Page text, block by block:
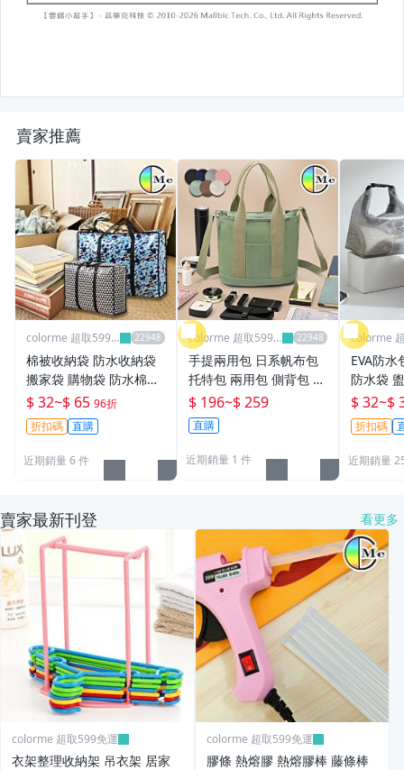
賣家推薦
colorme 超取599
棉被收納袋 防水收納袋
搬家袋 購物袋 防水棉被
袋 環保袋 收納袋 行李袋
旅行袋 超大容量 編織收
納袋 搬家神器 防塵袋
【Q001】Color_me
$ 32~$ 65 96折
折扣碼 直購
近期銷量 6 件
colorme 超取599
免運
手提兩用包 日系帆布包
托特包 兩用包 側背包 斜
背包 手提包 肩背包 日韓
千層帆布包 加厚帆布包
媽媽包【A003】Color
me
$ 196~$ 259
直購
近期銷量 1 件
colorme
免運
EVA防
防水袋
泳包 手
大容量
收納包
包【
$ 32~$
折扣碼
近期銷量
賣家最新刊登 看更多
colorme 超取599免運
衣架整理收納架 吊衣架 居家
colorme 超取599免運
膠條 熱熔膠 熱熔膠棒 藤條棒